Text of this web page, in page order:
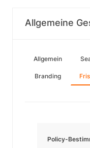
Allgemeine
Allgemein
Branding
Policy-